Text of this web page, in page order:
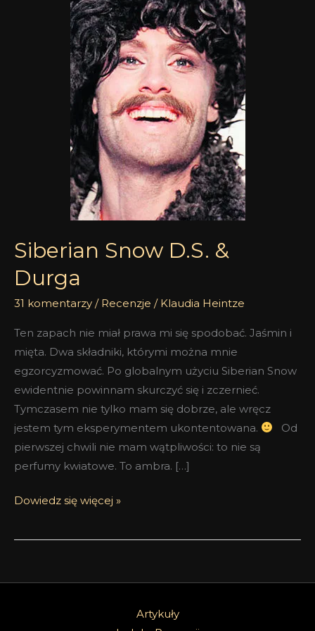
Siberian Snow D.S. &
Durga
31 komentarzy / Recenzje / Klaudia Heintze
Ten zapach nie miał prawa mi się spodobać. Jaśmin i
mięta. Dwa składniki, którymi można mnie
egzorcyzmować. Po globalnym użyciu Siberian Snow
ewidentnie powinnam skurczyć się i zczernieć.
Tymczasem nie tylko mam się dobrze, ale wręcz
jestem tym eksperymentem ukontentowana.
Od
pierwszej chwili nie mam wątpliwości: to nie są
perfumy kwiatowe. To ambra. […]
Dowiedz się więcej »
Artykuły